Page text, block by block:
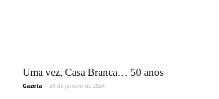
Uma vez, Casa Branca… 50 anos
Gazeta - 26 de janeiro de 2024